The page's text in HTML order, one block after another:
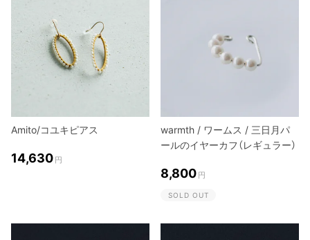
Amito/コユキピアス
14,630 円
warmth / ワームス / 三日月パ
ールのイヤーカフ（レギュラー）
8,800 円
SOLD OUT